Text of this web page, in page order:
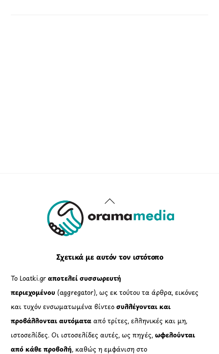
Back
To
Σχετικά με αυτόν τον ιστότοπο
Το Loatki.grαποτελεί συσσωρευτή
περιεχομένου (aggregator), ως εκ τούτου τα άρθρα, εικόνες
και τυχόν ενσωματωμένα βίντεοσυλλέγονται και
προβάλλονται αυτόματααπό τρίτες, ελληνικές και μη,
ιστοσελίδες. Οι ιστοσελίδες αυτές, ως πηγές,ωφελούνται
από κάθε προβολή, καθώς η εμφάνιση στο